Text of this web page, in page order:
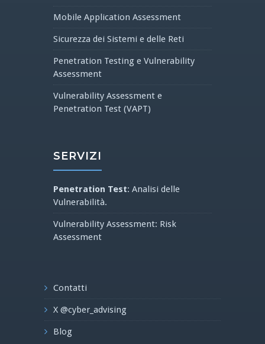
Mobile Application Assessment
Sicurezza dei Sistemi e delle Reti
Penetration Testing e Vulnerability
Assessment
Vulnerability Assessment e
Penetration Test (VAPT)
SERVIZI
Penetration Test: Analisi delle
Vulnerabilità.
Vulnerability Assessment: Risk
Assessment
Contatti
X @cyber_advising
Blog